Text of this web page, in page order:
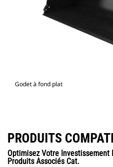
Godet à fond plat
PRODUITS
Optimisez Votre Investissement
Produits Associés Cat.